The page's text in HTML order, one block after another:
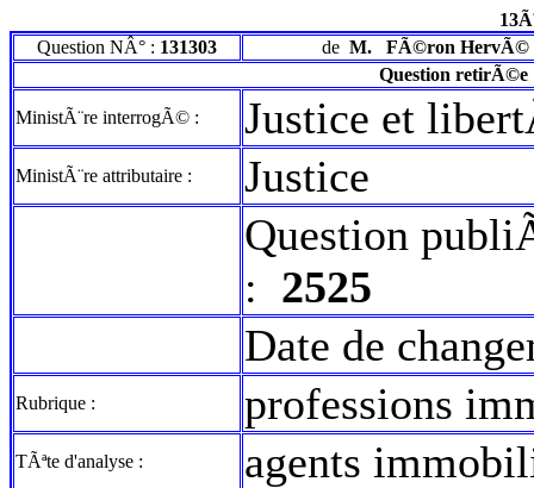
Question NÂ° : 131303 de M. FÃ©ron HervÃ©
Question retirÃ©e
MinistÃ¨re interrogÃ© : Justice et
MinistÃ¨re attributaire :
Justice
Question
: 2525
Date de
Rubrique : professions
TÃªte d'analyse : agents